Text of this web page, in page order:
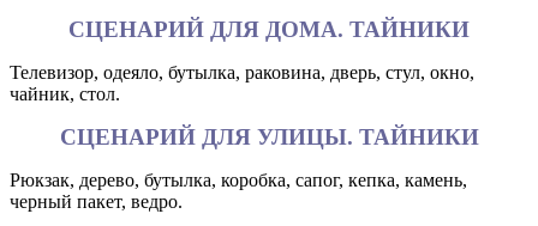
СЦЕНАРИЙ ДЛЯ ДОМА. ТАЙНИКИ
Телевизор, одеяло, бутылка, раковина, дверь, стул, окно,
чайник, стол.
СЦЕНАРИЙ ДЛЯ УЛИЦЫ. ТАЙНИКИ
Рюкзак, дерево, бутылка, коробка, сапог, кепка, камень,
черный пакет, ведро.